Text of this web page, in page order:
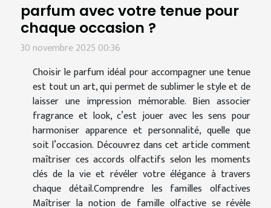
parfum avec votre tenue pour
chaque occasion ?
30 novembre 2025 00:36
Choisir le parfum idéal pour accompagner une tenue
est tout un art, qui permet de sublimer le style et de
laisser une impression mémorable. Bien associer
fragrance et look, c’est jouer avec les sens pour
harmoniser apparence et personnalité, quelle que
soit l’occasion. Découvrez dans cet article comment
maîtriser ces accords olfactifs selon les moments
clés de la vie et révéler votre élégance à travers
chaque détail.Comprendre les familles olfactives
Maîtriser la notion de famille olfactive se révèle